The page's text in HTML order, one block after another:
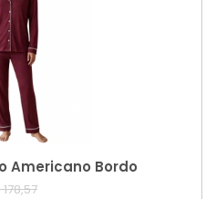
Americano Bordo
178,57